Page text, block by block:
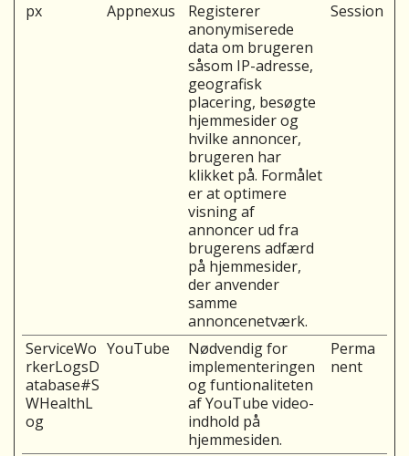
px Appnexus
Registerer
anonymiserede
data om brugeren
såsom IP-adresse,
geografisk
placering, besøgte
hjemmesider og
hvilke annoncer,
brugeren har
klikket på. Formålet
er at optimere
visning af
annoncer ud fra
brugerens adfærd
på hjemmesider,
der anvender
samme
annoncenetværk.
Session
ServiceWo
rkerLogsD
atabase#S
WHealthL
og
YouTube
Nødvendig for
implementeringen
og funtionaliteten
af YouTube video-
indhold på
hjemmesiden.
Perma
nent